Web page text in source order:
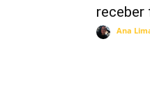
receber
Ana